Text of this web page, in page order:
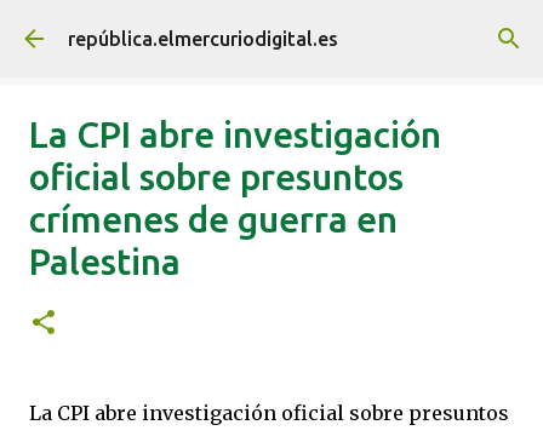
Ir al contenido principal
república.elmercuriodigital.es
La CPI abre investigación
oficial sobre presuntos
crímenes de guerra en
Palestina
La CPI abre investigación oficial sobre presuntos